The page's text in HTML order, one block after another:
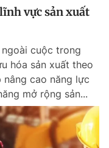
vực sản xuất
cuộc trong
hóa sản xuất theo
cao năng lực
mở rộng sản...